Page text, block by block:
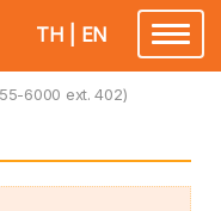
Toggle
TH EN
6000 ext. 402)